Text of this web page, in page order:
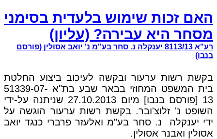
האם זכות שימוש בלעדית בסימני
מסחר היא עבירה? (עליון)
רע"א 8113/13 יענקלה נ. סחר בע''מ נ' יואב אסולין (פורסם
בנבו)
בקשת רשות ערעור ובקשה לעיכוב ביצוע החלטת
בית המשפט המחוזי בבאר שבע בת"א 51339-07-
13 [פורסם בנבו] מיום 27.10.2013 שניתנה על-ידי
השופט נ' זלוצ'ובר. בקשת רשות ערעור הוגשה על
ידי יענקלה נ. סחר בע"מ ואלעזר פרברי כנגד יואב
אסולין ואבנר אסולין.